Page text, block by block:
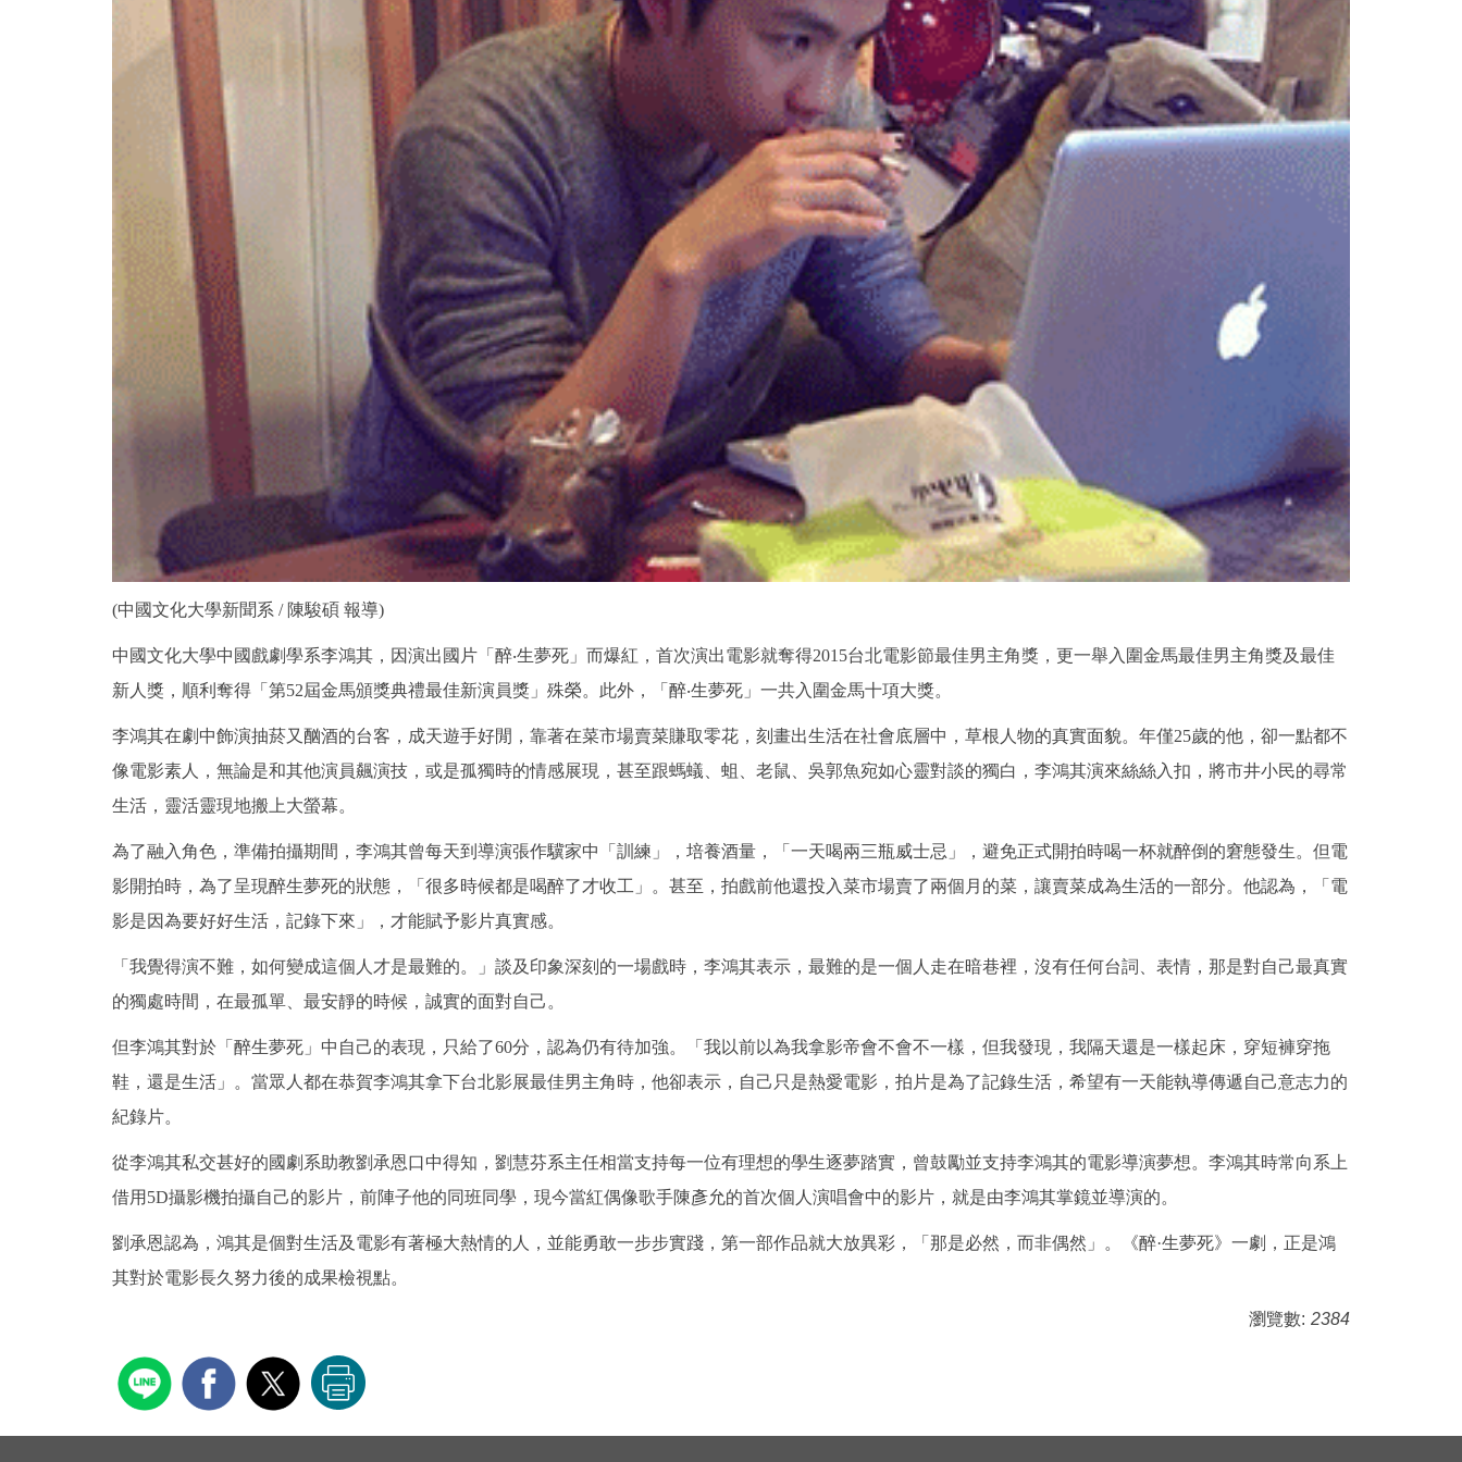
(中國文化大學新聞系 / 陳駿碩 報導)
中國文化大學中國戲劇學系李鴻其，因演出國片「醉‧生夢死」而爆紅，首次演出電影就奪得2015台北電影節最佳男主角獎，更一舉入圍金馬最佳男主角獎及最佳
新人獎，順利奪得「第52屆金馬頒獎典禮最佳新演員獎」殊榮。此外，「醉‧生夢死」一共入圍金馬十項大獎。
李鴻其在劇中飾演抽菸又酗酒的台客，成天遊手好閒，靠著在菜市場賣菜賺取零花，刻畫出生活在社會底層中，草根人物的真實面貌。年僅25歲的他，卻一點都不
像電影素人，無論是和其他演員飆演技，或是孤獨時的情感展現，甚至跟螞蟻、蛆、老鼠、吳郭魚宛如心靈對談的獨白，李鴻其演來絲絲入扣，將市井小民的尋常
生活，靈活靈現地搬上大螢幕。
為了融入角色，準備拍攝期間，李鴻其曾每天到導演張作驥家中「訓練」，培養酒量，「一天喝兩三瓶威士忌」，避免正式開拍時喝一杯就醉倒的窘態發生。但電
影開拍時，為了呈現醉生夢死的狀態，「很多時候都是喝醉了才收工」。甚至，拍戲前他還投入菜市場賣了兩個月的菜，讓賣菜成為生活的一部分。他認為，「電
影是因為要好好生活，記錄下來」，才能賦予影片真實感。
「我覺得演不難，如何變成這個人才是最難的。」談及印象深刻的一場戲時，李鴻其表示，最難的是一個人走在暗巷裡，沒有任何台詞、表情，那是對自己最真實
的獨處時間，在最孤單、最安靜的時候，誠實的面對自己。
但李鴻其對於「醉生夢死」中自己的表現，只給了60分，認為仍有待加強。「我以前以為我拿影帝會不會不一樣，但我發現，我隔天還是一樣起床，穿短褲穿拖
鞋，還是生活」。當眾人都在恭賀李鴻其拿下台北影展最佳男主角時，他卻表示，自己只是熱愛電影，拍片是為了記錄生活，希望有一天能執導傳遞自己意志力的
紀錄片。
從李鴻其私交甚好的國劇系助教劉承恩口中得知，劉慧芬系主任相當支持每一位有理想的學生逐夢踏實，曾鼓勵並支持李鴻其的電影導演夢想。李鴻其時常向系上
借用5D攝影機拍攝自己的影片，前陣子他的同班同學，現今當紅偶像歌手陳彥允的首次個人演唱會中的影片，就是由李鴻其掌鏡並導演的。
劉承恩認為，鴻其是個對生活及電影有著極大熱情的人，並能勇敢一步步實踐，第一部作品就大放異彩，「那是必然，而非偶然」。《醉·生夢死》一劇，正是鴻
其對於電影長久努力後的成果檢視點。
瀏覽數: 2384